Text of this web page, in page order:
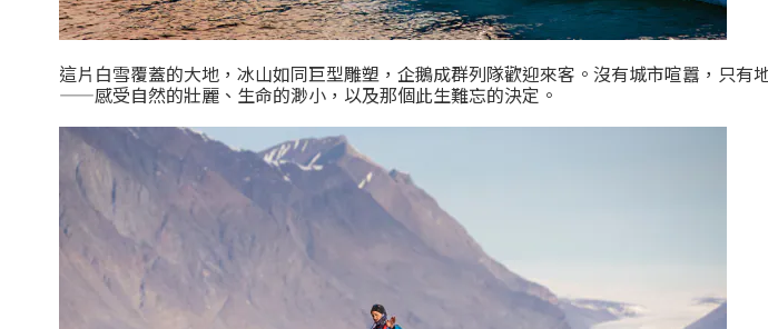
這片白雪覆蓋的大地，冰山如同巨型雕塑，企鵝成群列隊歡迎來客。沒有城市喧囂，只
——感受自然的壯麗、生命的渺小，以及那個此生難忘的決定。